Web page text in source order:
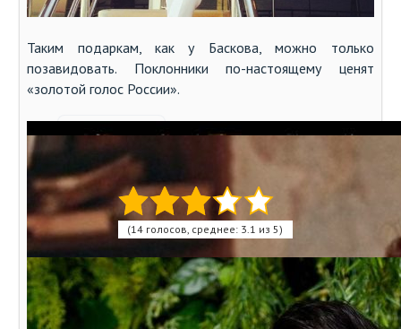
Таким подаркам, как у Баскова, можно только
позавидовать. Поклонники по-настоящему ценят
«золотой голос России».
Автор:Filosof
(14 голосов, среднее: 3.1 из 5)
Поделитесь с друзьями!